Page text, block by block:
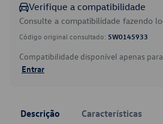
Verifique a compatibilidade
Consulte a compatibilidade fazendo
Código original consultado: 5W0145933
Compatibilidade disponível apenas
Entrar
Descrição Características